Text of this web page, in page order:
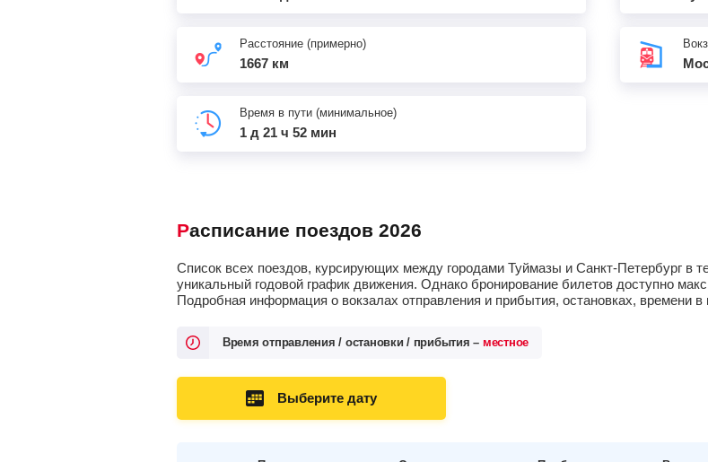
Расстояние (примерно)
1667 км
Время в пути (минимальное)
1 д 21 ч 52 мин
Расписание поездов 2026
Список всех поездов, курсирующих между городами Туймазы и Санкт-Петербург в
уникальный годовой график движения. Однако бронирование билетов доступно
Подробная информация о вокзалах отправления и прибытия, остановках,
Время отправления / остановки / прибытия – местное
Выберите дату